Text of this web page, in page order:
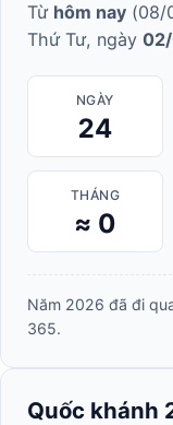
Từ hôm nay (08/
Thứ Tư, ngày
NGÀY
24
THÁNG
≈ 0
Năm 2026 đã đi
365.
Quốc khánh